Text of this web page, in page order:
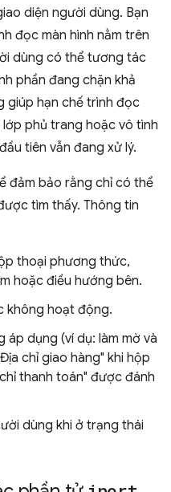
diện người dùng. Bạn
đọc màn hình nằm trên
dùng có thể tương tác
phần đang chặn khả
giúp hạn chế trình đọc
phủ trang hoặc vô tình
tiên vẫn đang xử lý.
đảm bảo rằng chỉ có thể
tìm thấy. Thông tin
thoại phương thức,
hoặc điều hướng bên.
không hoạt động.
áp dụng (ví dụ: làm mờ và
chỉ giao hàng" khi hộp
thanh toán" được đánh
dùng khi ở trạng thái